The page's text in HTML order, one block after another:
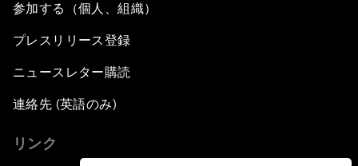
参加する（個人、組織）
プレスリリース登録
ニュースレター購読
連絡先 (英語のみ)
リンク